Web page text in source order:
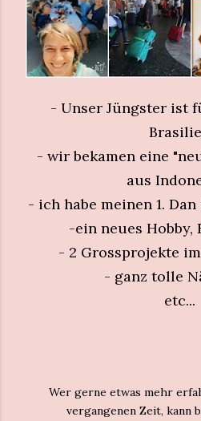
- Unser Jüngster ist
- wir bekamen eine
aus
- ich habe meinen 1.
-ein neues Hobby,
- 2 Grossprojekte
- ganz tolle
etc...
Wer gerne etwas mehr
vergangenen Zeit, kann